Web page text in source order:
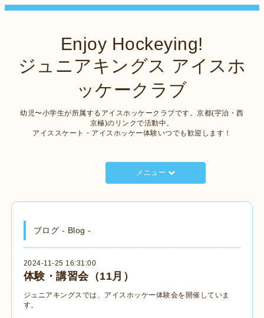
Enjoy Hockeying!
ジュニアキングス アイスホ
ッケークラブ
幼児〜小学生が所属するアイスホッケークラブです。京都(宇治・西
京極)のリンクで活動中。
アイススケート・アイスホッケー体験いつでも歓迎します！
メニュー
ブログ - Blog -
2024-11-25 16:31:00
体験・講習会（11月）
ジュニアキングスでは、アイスホッケー体験会を開催していま
す。